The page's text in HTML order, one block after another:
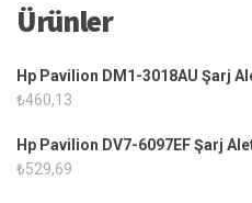
Ürünler
Hp Pavilion DM1-3018AU Şarj
₺460,13
Hp Pavilion DV7-6097EF Şarj
₺529,69